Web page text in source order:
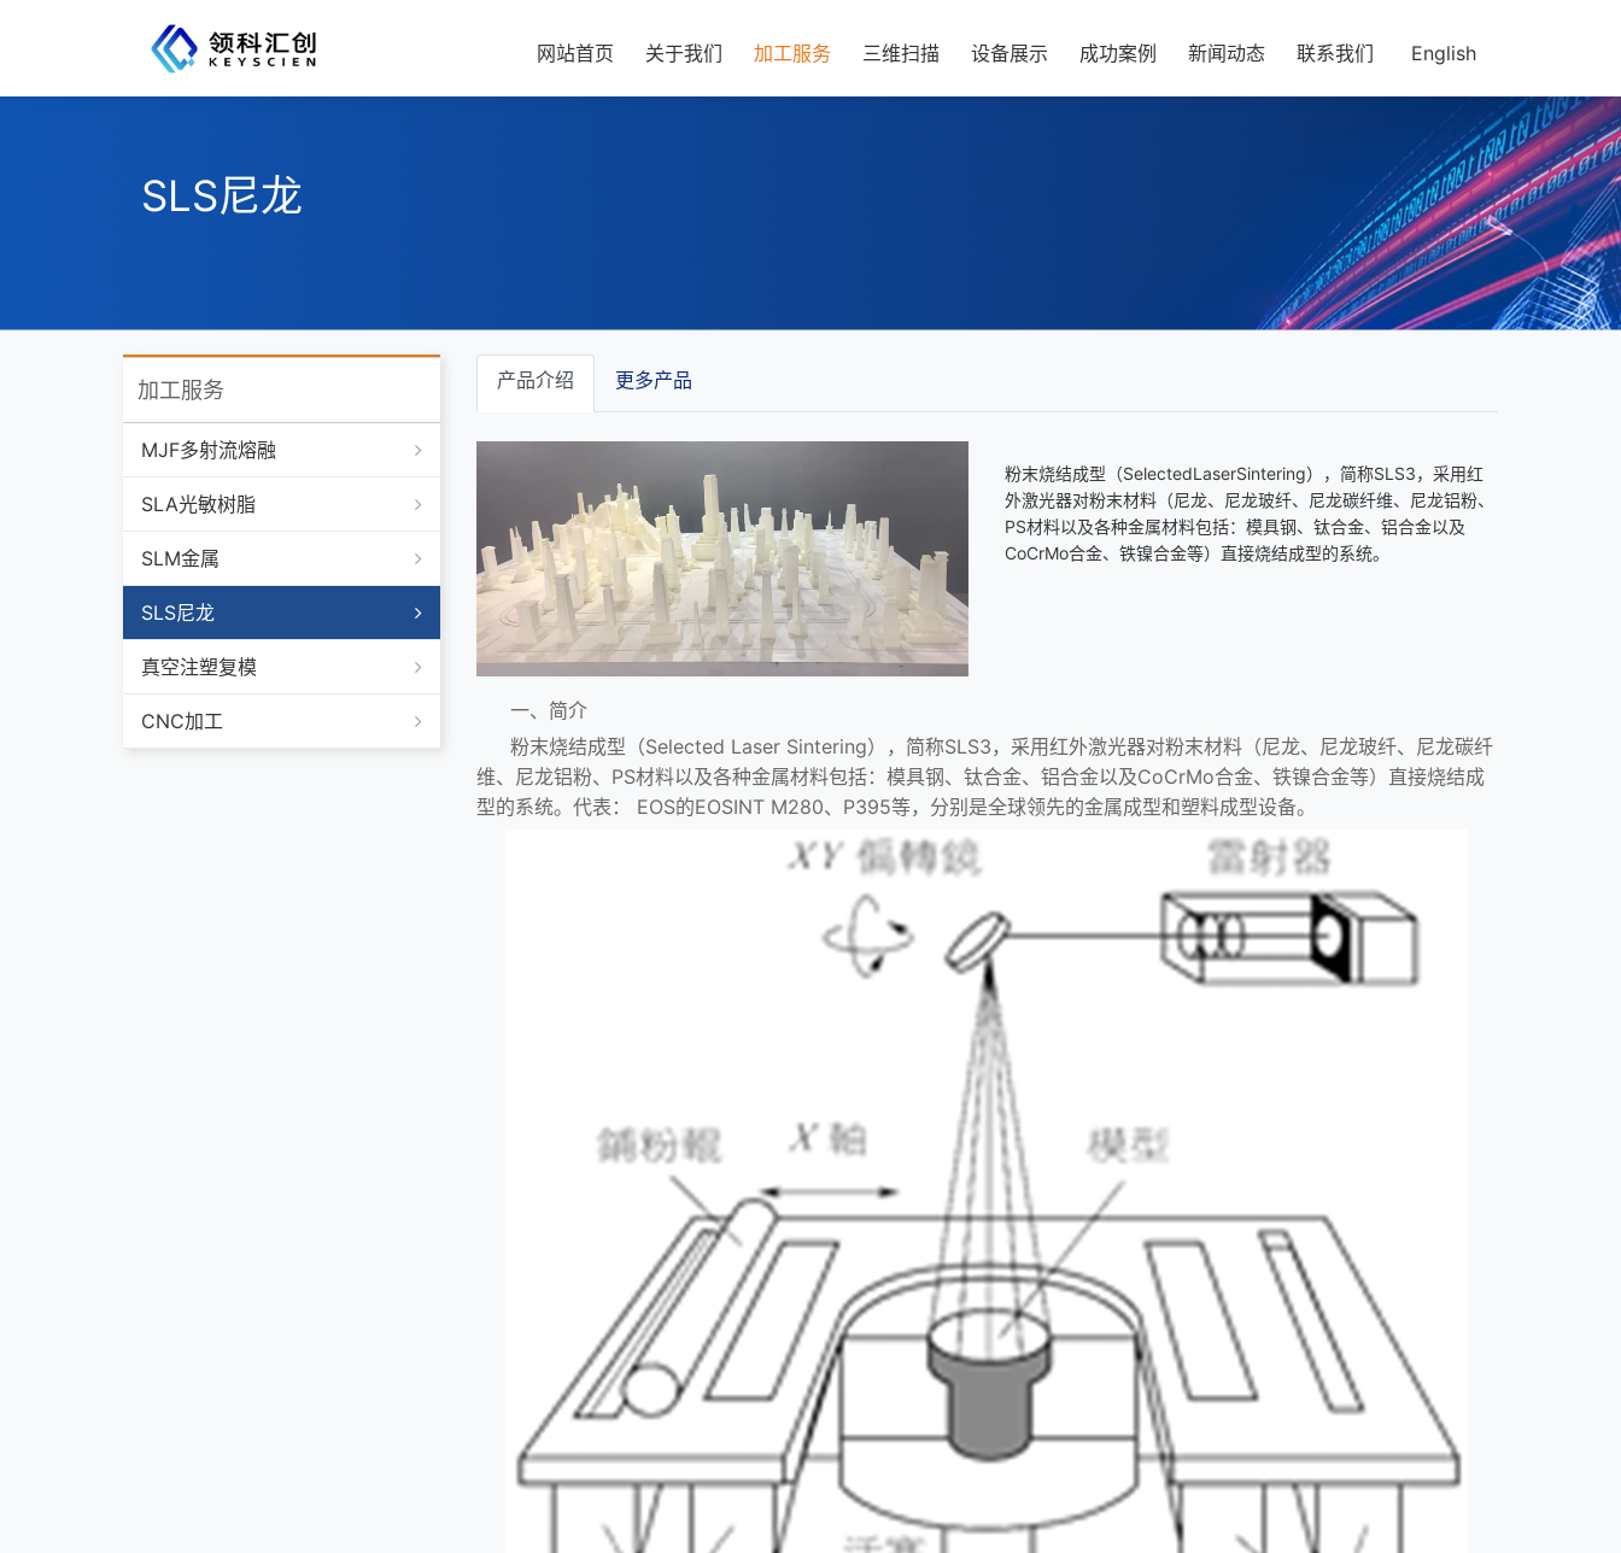
网站首页 关于我们 加工服务 三维扫描 设备展示 成功案例 新闻动态 联系我们 English
SLS尼龙
加工服务
MJF多射流熔融
SLA光敏树脂
SLM金属
SLS尼龙
真空注塑复模
CNC加工
产品介绍 更多产品
粉末烧结成型（SelectedLaserSintering），简称SLS3，采用红
外激光器对粉末材料（尼龙、尼龙玻纤、尼龙碳纤维、尼龙铝粉、
PS材料以及各种金属材料包括：模具钢、钛合金、铝合金以及
CoCrMo合金、铁镍合金等）直接烧结成型的系统。
一、简介
粉末烧结成型 （Selected Laser Sintering），简称SLS3，采用红外激光器对粉末材料（尼龙、尼龙玻纤、尼龙碳纤
维、尼龙铝粉、PS材料以及各种金属材料包括：模具钢、钛合金、铝合金以及CoCrMo合金、铁镍合金等）直接烧结成
型的系统。代表： EOS的EOSINT M280、P395等，分别是全球领先的金属成型和塑料成型设备。